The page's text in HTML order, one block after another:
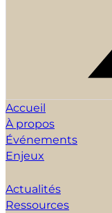
Accueil
À propos
Événements
Enjeux
Actualités
Ressources